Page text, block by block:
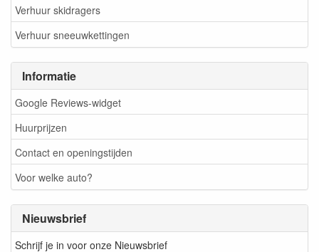
Verhuur skidragers
Verhuur sneeuwkettingen
Informatie
Google Reviews-widget
Huurprijzen
Contact en openingstijden
Voor welke auto?
Nieuwsbrief
Schrijf je in voor onze Nieuwsbrief